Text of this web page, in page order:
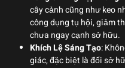
cây cảnh cũng như keo
công dụng tụ hội, giảm
chưa ngay cạnh sở hữu.
Khích Lệ Sáng Tạo:
giác, đặc biệt là đối sở